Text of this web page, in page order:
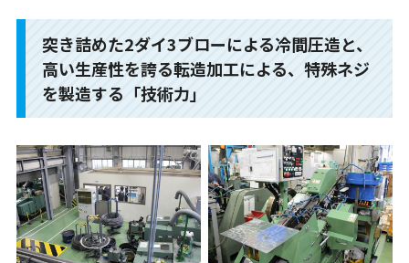
突き詰めた2ダイ3ブローによる冷間圧造と、
高い生産性を誇る転造加工による、特殊ネジ
を製造する「技術力」